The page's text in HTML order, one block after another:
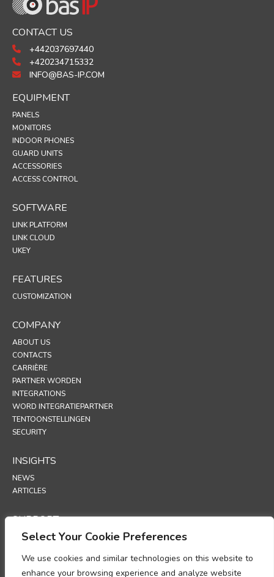
Select Your Cookie Preferences
We use cookies and similar technologies on this website to
enhance your browsing experience and analyze website
CONTACT US
+442037697440
+420234715332
INFO@BAS-IP.COM
EQUIPMENT
PANELS
MONITORS
INDOOR PHONES
GUARD UNITS
ACCESSORIES
ACCESS CONTROL
SOFTWARE
LINK PLATFORM
LINK CLOUD
UKEY
FEATURES
CUSTOMIZATION
COMPANY
ABOUT US
CONTACTS
CARRIÈRE
PARTNER WORDEN
INTEGRATIONS
WORD INTEGRATIEPARTNER
TENTOONSTELLINGEN
SECURITY
INSIGHTS
NEWS
ARTICLES
SUPPORT
TECHNICAL PORTAL
POLICIES